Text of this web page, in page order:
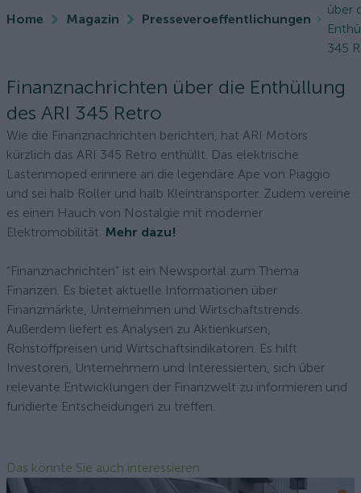
Home Magazin Presseveroeffentlichungen
über
345
Finanznachrichten über die Enthüllung
des ARI 345 Retro
Wie die Finanznachrichten berichten, hat ARI Motors
kürzlich das ARI 345 Retro enthüllt. Das elektrische
Lastenmoped erinnere an die legendäre Ape von Piaggio
und sei halb Roller und halb Kleintransporter. Zudem vereine
es einen Hauch von Nostalgie mit moderner
Elektromobilität. Mehr dazu!
“Finanznachrichten” ist ein Newsportal zum Thema
Finanzen. Es bietet aktuelle Informationen über
Finanzmärkte, Unternehmen und Wirtschaftstrends.
Außerdem liefert es Analysen zu Aktienkursen,
Rohstoffpreisen und Wirtschaftsindikatoren. Es hilft
Investoren, Unternehmern und Interessierten, sich über
relevante Entwicklungen der Finanzwelt zu informieren und
fundierte Entscheidungen zu treffen.
Das könnte Sie auch interessieren